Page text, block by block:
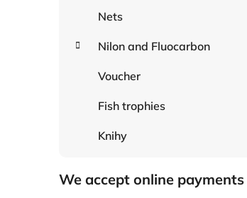
Nets
Nilon and Fluocarbon
Voucher
Fish trophies
Knihy
We accept online payments